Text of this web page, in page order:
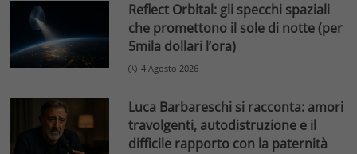
Reflect Orbital: gli specchi spaziali
che promettono il sole di notte (per
5mila dollari l’ora)
4 Agosto 2026
Luca Barbareschi si racconta: amori
travolgenti, autodistruzione e il
difficile rapporto con la paternità